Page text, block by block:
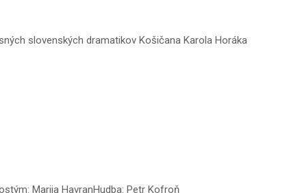
slovenských dramatikov Košičana Karola Horáka
Marija HavranHudba: Petr Kofroň